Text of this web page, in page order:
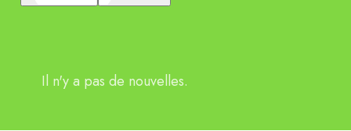
Il n'y a pas de nouvelles.